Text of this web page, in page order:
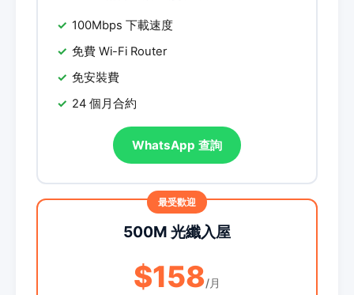
100Mbps 下載速度
免費 Wi-Fi Router
免安裝費
24 個月合約
WhatsApp 查詢
500M 光纖入屋
$158/月